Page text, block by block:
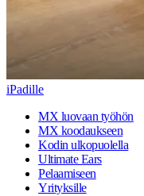
iPadille
MX luovaan työhön
MX koodaukseen
Kodin ulkopuolella
Ultimate Ears
Pelaamiseen
Yrityksille